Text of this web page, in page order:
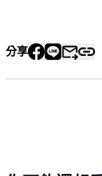
分享